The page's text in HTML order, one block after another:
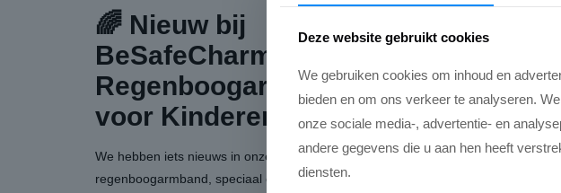
🌈 Nieuw bij
BeSafeCharm: De
Regenboogarmband
voor Kinderen
We hebben iets nieuws in onze collectie: een vrolijke
regenboogarmband, speciaal ontworpen voor
Deze website gebruikt cookies
We gebruiken cookies om inhoud en
bieden en om ons verkeer te analyseren.
onze sociale media-, advertentie- en
andere gegevens die u aan hen heeft
diensten.